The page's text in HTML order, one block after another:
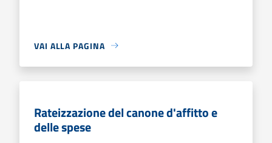
VAI ALLA PAGINA
Rateizzazione del canone d'affitto e
delle spese